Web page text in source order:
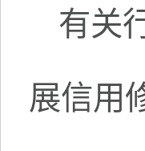
有关
展信用